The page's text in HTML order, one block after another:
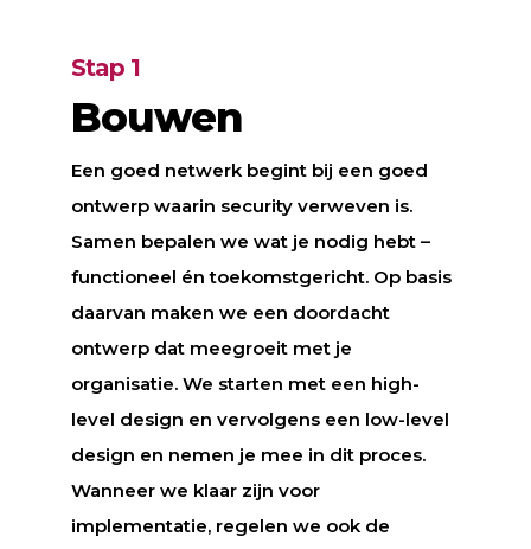
Stap 1
Bouwen
Een goed netwerk begint bij een goed
ontwerp waarin security verweven is.
Samen bepalen we wat je nodig hebt –
functioneel én toekomstgericht. Op basis
daarvan maken we een doordacht
ontwerp dat meegroeit met je
organisatie. We starten met een high-
level design en vervolgens een low-level
design en nemen je mee in dit proces.
Wanneer we klaar zijn voor
implementatie, regelen we ook de